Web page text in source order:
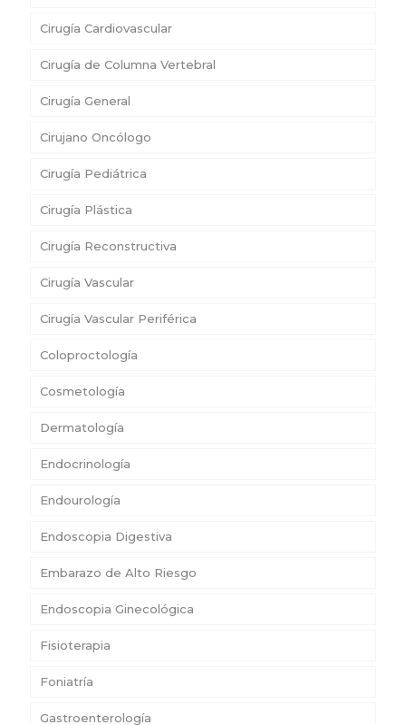
Cirugía Cardiovascular
Cirugía de Columna Vertebral
Cirugía General
Cirujano Oncólogo
Cirugía Pediátrica
Cirugía Plástica
Cirugía Reconstructiva
Cirugía Vascular
Cirugía Vascular Periférica
Coloproctología
Cosmetología
Dermatología
Endocrinología
Endourología
Endoscopia Digestiva
Embarazo de Alto Riesgo
Endoscopia Ginecológica
Fisioterapia
Foniatría
Gastroenterología